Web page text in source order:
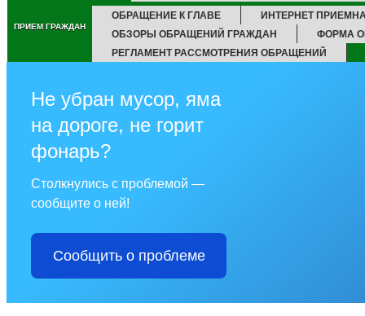
ПРИЕМ ГРАЖДАН
ОБРАЩЕНИЕ К ГЛАВЕ
ИНТЕРНЕТ
ОБЗОРЫ ОБРАЩЕНИЙ ГРАЖДАН
ФОРМА
РЕГЛАМЕНТ РАССМОТРЕНИЯ ОБРАЩЕНИЙ
Не убран мусор, яма
на дороге, не горит
фонарь?
Столкнулись с проблемой —
сообщите о ней!
Сообщить о проблеме